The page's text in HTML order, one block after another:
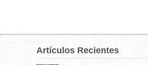
Artículos Recientes